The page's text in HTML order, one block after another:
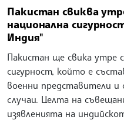
Пакистан свиква
национална
Индия"
Пакистан ще свика утре
сигурност, който е
военни представители и
случаи. Целта на
изявленията на